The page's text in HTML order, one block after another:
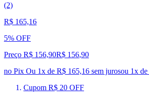
(2)
R$ 165,16
5% OFF
Preço R$ 156,90R$ 156,90
no Pix Ou 1x de R$ 165,16 sem jurosou 1x de
Cupom R$ 20 OFF